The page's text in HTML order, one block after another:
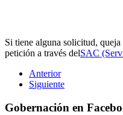
Si tiene alguna solicitud,
petición a través delSAC
Anterior
Siguiente
Gobernación en